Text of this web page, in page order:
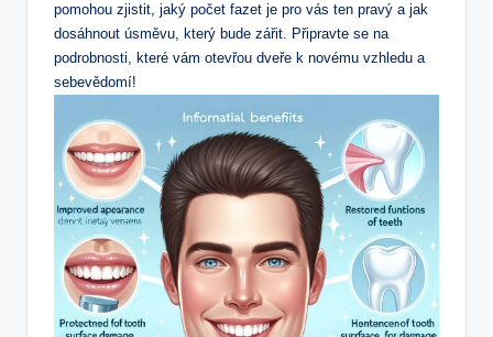
pomohou zjistit, jaký počet fazet je pro vás ten pravý a jak
dosáhnout úsměvu, který bude zářit. Připravte se na
podrobnosti, které vám otevřou dveře k novému vzhledu a
sebevědomí!